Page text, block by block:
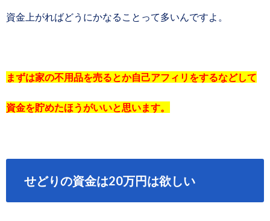
資金上がればどうにかなることって多いんですよ。
まずは家の不用品を売るとか自己アフィリをするなどして
資金を貯めたほうがいいと思います。
せどりの資金は20万円は欲しい